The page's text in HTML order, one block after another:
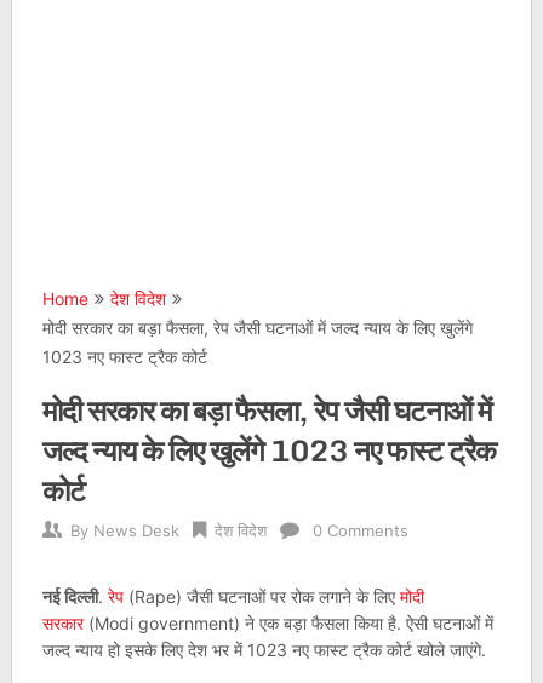
Home
देश विदेश
मोदी सरकार का बड़ा फैसला, रेप जैसी घटनाओं में जल्द न्याय के लिए खुलेंगे
1023 नए फास्ट ट्रैक कोर्ट
मोदी सरकार का बड़ा फैसला, रेप जैसी घटनाओं में
जल्द न्याय के लिए खुलेंगे 1023 नए फास्ट ट्रैक
कोर्ट
By News Desk देश विदेश 0 Comments
नई दिल्ली. रेप(Rape) जैसी घटनाओं पर रोक लगाने के लिए मोदी
सरकार(Modi government) ने एक बड़ा फैसला किया है. ऐसी घटनाओं में
जल्द न्याय हो इसके लिए देश भर में 1023 नए फास्ट ट्रैक कोर्ट खोले जाएंगे.